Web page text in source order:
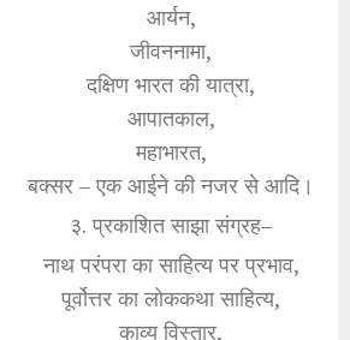
आर्यन,
जीवननामा,
दक्षिण भारत की यात्रा,
आपातकाल,
महाभारत,
बक्सर – एक आईने की नजर से आदि।
३. प्रकाशित साझा संग्रह–
नाथ परंपरा का साहित्य पर प्रभाव,
पूर्वोत्तर का लोककथा साहित्य,
काव्य विस्तार,